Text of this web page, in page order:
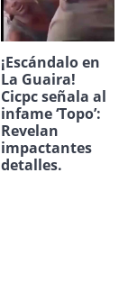
¡Escándalo en
La Guaira!
Cicpc señala al
infame ‘Topo’:
Revelan
impactantes
detalles.